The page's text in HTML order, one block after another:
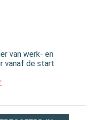
van werk- en
vanaf de start